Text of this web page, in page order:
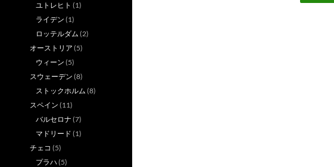
ユトレヒト (1)
ライデン (1)
ロッテルダム (2)
オーストリア (5)
ウィーン (5)
スウェーデン (8)
ストックホルム (8)
スペイン (11)
バルセロナ (7)
マドリード (1)
チェコ (5)
プラハ(5)